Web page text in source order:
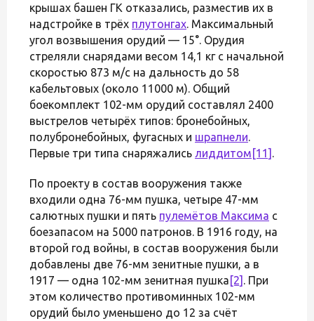
крышах башен ГК отказались, разместив их в
надстройке в трёх плутонгах. Максимальный
угол возвышения орудий — 15°. Орудия
стреляли снарядами весом 14,1 кг с начальной
скоростью 873 м/с на дальность до 58
кабельтовых (около 11000 м). Общий
боекомплект 102-мм орудий составлял 2400
выстрелов четырёх типов: бронебойных,
полубронебойных, фугасных и шрапнели.
Первые три типа снаряжались лиддитом [11] .
По проекту в состав вооружения также
входили одна 76-мм пушка, четыре 47-мм
салютных пушки и пять пулемётов Максима с
боезапасом на 5000 патронов. В 1916 году, на
второй год войны, в состав вооружения были
добавлены две 76-мм зенитные пушки, а в
1917 — одна 102-мм зенитная пушка [2] . При
этом количество противоминных 102-мм
орудий было уменьшено до 12 за счёт